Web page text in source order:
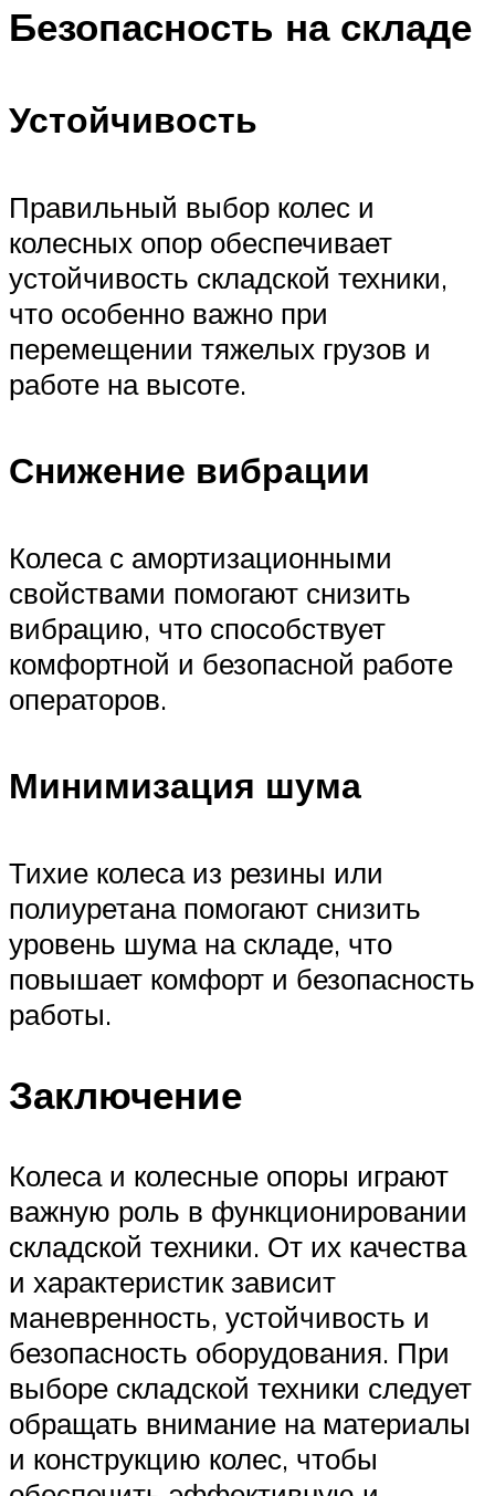
Безопасность на складе
Устойчивость
Правильный выбор колес и
колесных опор обеспечивает
устойчивость складской техники,
что особенно важно при
перемещении тяжелых грузов и
работе на высоте.
Снижение вибрации
Колеса с амортизационными
свойствами помогают снизить
вибрацию, что способствует
комфортной и безопасной работе
операторов.
Минимизация шума
Тихие колеса из резины или
полиуретана помогают снизить
уровень шума на складе, что
повышает комфорт и безопасность
работы.
Заключение
Колеса и колесные опоры играют
важную роль в функционировании
складской техники. От их качества
и характеристик зависит
маневренность, устойчивость и
безопасность оборудования. При
выборе складской техники следует
обращать внимание на материалы
и конструкцию колес, чтобы